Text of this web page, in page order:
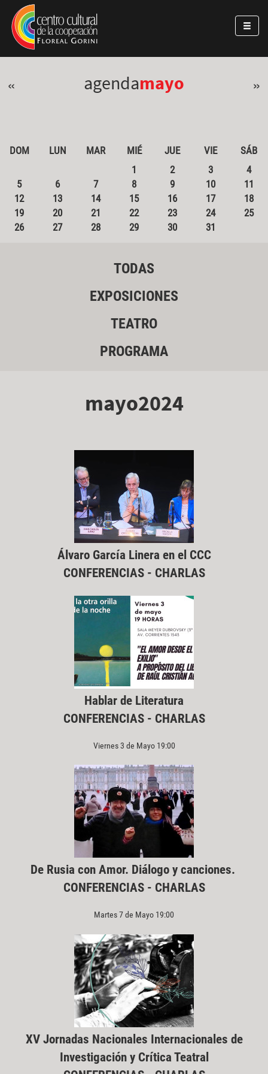
Pasar al contenido principal
Jump to main content
« agendamayo »
DOM LUN MAR MIÉ JUE VIE
SÁB
1
2 3
4
5
6 7 8 9 10
11
12
13 14 15 16 17
18
19
20 21 22 23 24
25
26
27 28 29 30 31
TODAS
EXPOSICIONES
TEATRO
PROGRAMA
mayo2024
Álvaro García Linera en el CCC
CONFERENCIAS - CHARLAS
Hablar de Literatura
CONFERENCIAS - CHARLAS
Viernes 3 de Mayo 19:00
De Rusia con Amor. Diálogo y canciones.
CONFERENCIAS - CHARLAS
Martes 7 de Mayo 19:00
XV Jornadas Nacionales Internacionales de
Investigación y Crítica Teatral